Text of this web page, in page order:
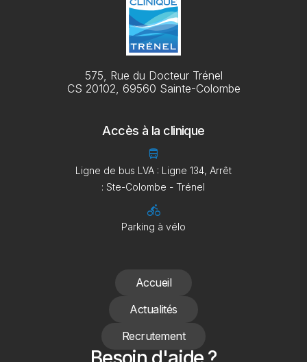
575, Rue du Docteur Trénel
CS 20102, 69560 Sainte-Colombe
Accès à la clinique
directions_bus
Ligne de bus LVA : Ligne 134, Arrêt
: Ste-Colombe - Trénel
directions_bike
Parking à vélo
Accueil
Actualités
Recrutement